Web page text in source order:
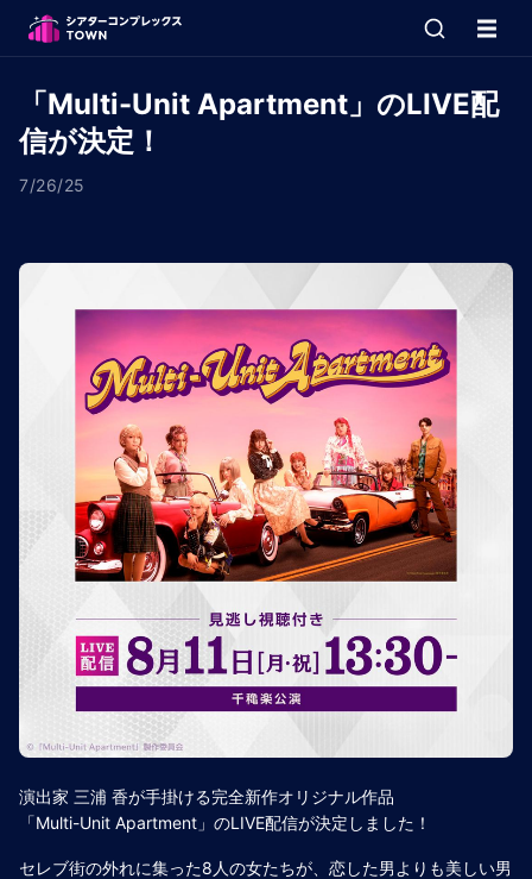
「Multi-Unit Apartment」のLIVE配
信が決定！
7/26/25
演出家 三浦 香が手掛ける完全新作オリジナル作品
「Multi-Unit Apartment」のLIVE配信が決定しました！
セレブ街の外れに集った8人の女たちが、恋した男よりも美しい男